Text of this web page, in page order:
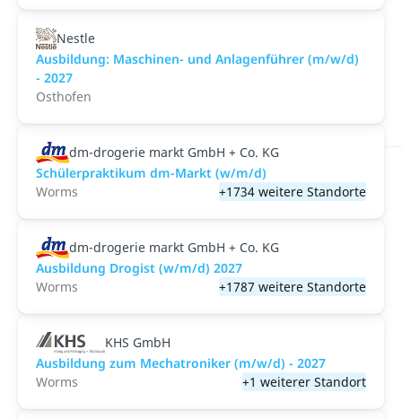
Nestle
Ausbildung: Maschinen- und Anlagenführer (m/w/d)
- 2027
Osthofen
dm-drogerie markt GmbH + Co. KG
Schülerpraktikum dm-Markt (w/m/d)
Worms
+1734 weitere Standorte
dm-drogerie markt GmbH + Co. KG
Ausbildung Drogist (w/m/d) 2027
Worms
+1787 weitere Standorte
KHS GmbH
Ausbildung zum Mechatroniker (m/w/d) - 2027
Worms
+1 weiterer Standort